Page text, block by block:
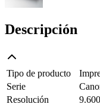
Descripción
Tipo de producto
Serie
Resolución